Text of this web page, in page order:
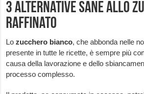
3 alternative sane allo
raffinato
Lozucchero bianco, che abbonda nelle
presente in tutte le ricette, è sempre più
causa della lavorazione e dello
processo complesso.